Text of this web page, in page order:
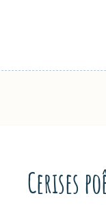
Cerises